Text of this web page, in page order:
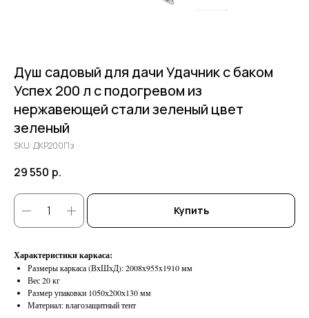
Душ садовый для дачи Удачник с баком
Успех 200 л с подогревом из
нержавеющей стали зеленый цвет
зеленый
SKU:ДКР200Пз
29 550 р.
Купить
Характеристики каркаса:
Размеры каркаса (ВхШхД): 2008x955x1910 мм
Вес 20 кг
Размер упаковки 1050х200х130 мм
Материал: влагозащитный тент